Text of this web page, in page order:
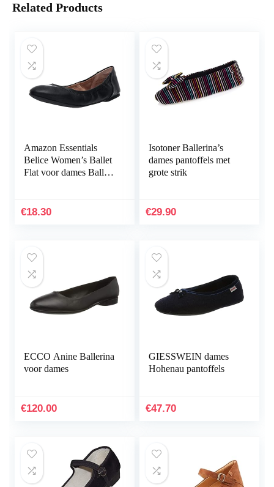
Related Products
Amazon Essentials
Belice Women’s Ballet
Flat voor dames Ballet
€18.30
Isotoner Ballerina’s
dames pantoffels met
grote strik
€29.90
ECCO Anine Ballerina
voor dames
€120.00
GIESSWEIN dames
Hohenau pantoffels
€47.70